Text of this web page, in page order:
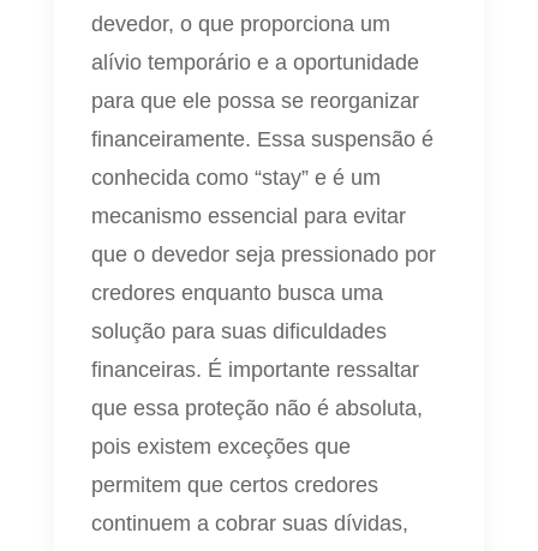
devedor, o que proporciona um
alívio temporário e a oportunidade
para que ele possa se reorganizar
financeiramente. Essa suspensão é
conhecida como “stay” e é um
mecanismo essencial para evitar
que o devedor seja pressionado por
credores enquanto busca uma
solução para suas dificuldades
financeiras. É importante ressaltar
que essa proteção não é absoluta,
pois existem exceções que
permitem que certos credores
continuem a cobrar suas dívidas,